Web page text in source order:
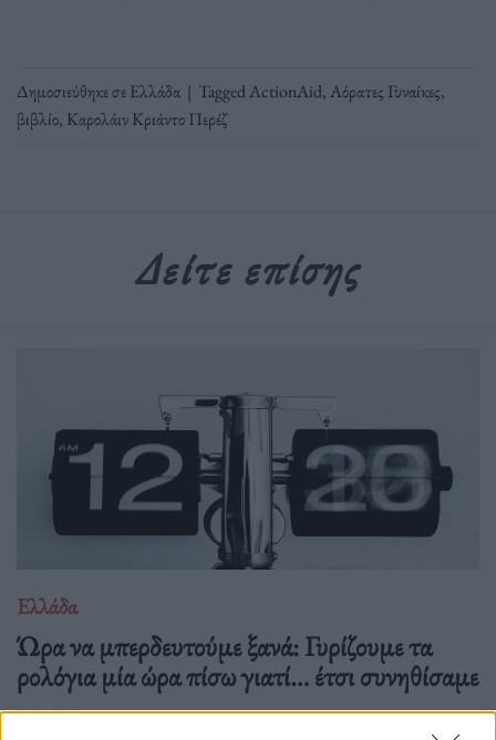
Δημοσιεύθηκε σεΕλλάδα | TaggedActionAid,Αόρατες Γυναίκες,
βιβλίο, Καρολάιν Κριάντο Περέζ
Δείτε επίσης
Ελλάδα
Ώρα να μπερδευτούμε ξανά: Γυρίζουμε τα
ρολόγια μία ώρα πίσω γιατί… έτσι συνηθίσαμε
16.10.25